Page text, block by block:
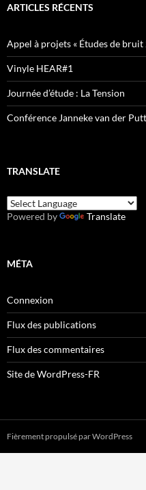
ARTICLES RÉCENTS
Appel à projets « Études de
Vinyle HEAR#1
Journée d’étude : La Tension
Conférence Janneke van der
TRANSLATE
Powered by Translate
MÉTA
Connexion
Flux des publications
Flux des commentaires
Site de WordPress-FR
Fièrement propulsé par WordPress